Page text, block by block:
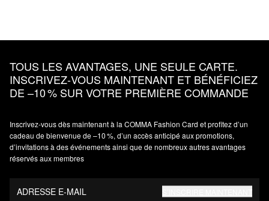
TOUS LES AVANTAGES, UNE SEULE CARTE.
INSCRIVEZ‑VOUS MAINTENANT ET BÉNÉFICIEZ
DE –10 % SUR VOTRE PREMIÈRE COMMANDE
Inscrivez‑vous dès maintenant à la COMMA Fashion Card et profitez d’un
cadeau de bienvenue de –10 %, d’un accès anticipé aux promotions,
d’invitations à des événements ainsi que de nombreux autres avantages
réservés aux membres
ADRESSE E-MAIL